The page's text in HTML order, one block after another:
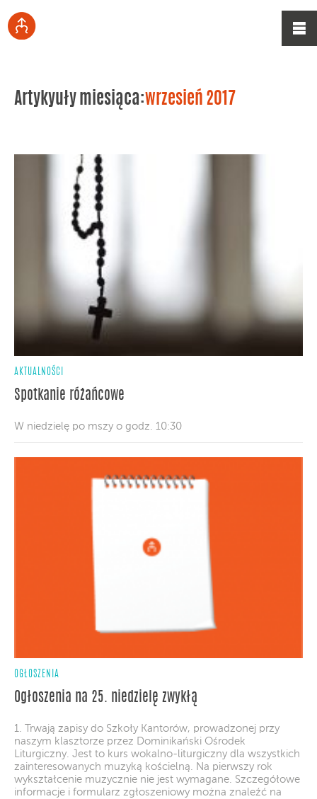
Artykyuły miesiąca:wrzesień 2017
AKTUALNOŚCI
Spotkanie różańcowe
W niedzielę po mszy o godz. 10:30
OGŁOSZENIA
Ogłoszenia na 25. niedzielę zwykłą
1. Trwają zapisy do Szkoły Kantorów, prowadzonej przy
naszym klasztorze przez Dominikański Ośrodek
Liturgiczny. Jest to kurs wokalno-liturgiczny dla wszystkich
zainteresowanych muzyką kościelną. Na pierwszy rok
wykształcenie muzycznie nie jest wymagane. Szczegółowe
informacje i formularz zgłoszeniowy można znaleźć na